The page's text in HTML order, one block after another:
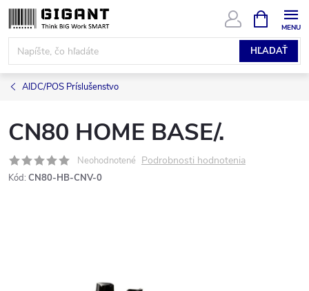
Prejsť
na
obsah
HĽADAŤ
KOŠÍK
AIDC/POS Príslušenstvo
CN80 HOME BASE/.
Neohodnotené Podrobnosti hodnotenia
Kód: CN80-HB-CNV-0